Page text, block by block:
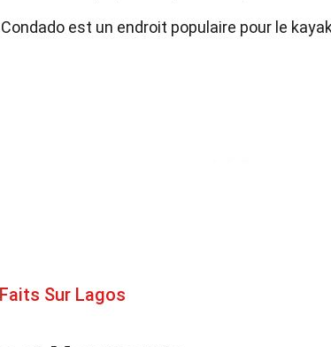
est un endroit populaire pour le
Sur Lagos